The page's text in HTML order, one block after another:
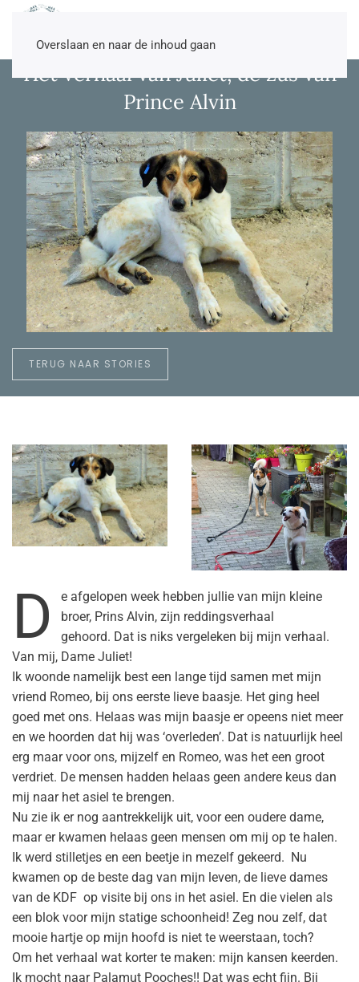
Overslaan en naar de inhoud gaan
Het verhaal van Juliet, de zus van
Prince Alvin
TERUG NAAR STORIES
D
e afgelopen week hebben jullie van mijn kleine
broer, Prins Alvin, zijn reddingsverhaal
gehoord. Dat is niks vergeleken bij mijn verhaal.
Van mij, Dame Juliet!
Ik woonde namelijk best een lange tijd samen met mijn
vriend Romeo, bij ons eerste lieve baasje. Het ging heel
goed met ons. Helaas was mijn baasje er opeens niet meer
en we hoorden dat hij was ‘overleden’. Dat is natuurlijk heel
erg maar voor ons, mijzelf en Romeo, was het een groot
verdriet. De mensen hadden helaas geen andere keus dan
mij naar het asiel te brengen.
Nu zie ik er nog aantrekkelijk uit, voor een oudere dame,
maar er kwamen helaas geen mensen om mij op te halen.
Ik werd stilletjes en een beetje in mezelf gekeerd. Nu
kwamen op de beste dag van mijn leven, de lieve dames
van de KDF op visite bij ons in het asiel. En die vielen als
een blok voor mijn statige schoonheid! Zeg nou zelf, dat
mooie hartje op mijn hoofd is niet te weerstaan, toch?
Om het verhaal wat korter te maken: mijn kansen keerden.
Ik mocht naar Palamut Pooches!! Dat was echt fijn. Bij